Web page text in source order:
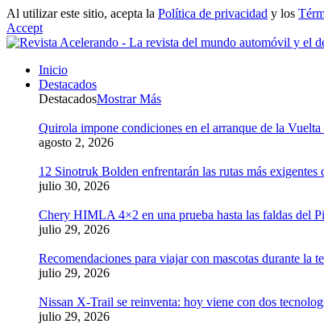
Al utilizar este sitio, acepta la Política de privacidad y los
Accept
Inicio
Destacados
DestacadosMostrar Más
Quirola impone condiciones en el arranque de la
agosto 2, 2026
12 Sinotruk Bolden enfrentarán las rutas más
julio 30, 2026
Chery HIMLA 4×2 en una prueba hasta las faldas del
julio 29, 2026
Recomendaciones para viajar con mascotas durante la
julio 29, 2026
Nissan X-Trail se reinventa: hoy viene con dos
julio 29, 2026